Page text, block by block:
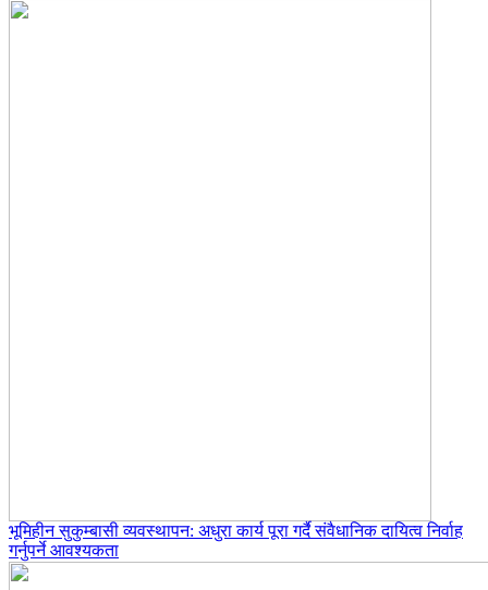
भूमिहीन सुकुम्बासी व्यवस्थापन: अधुरा कार्य पूरा गर्दै संवैधानिक दायित्व निर्वाह
गर्नुपर्ने आवश्यकता